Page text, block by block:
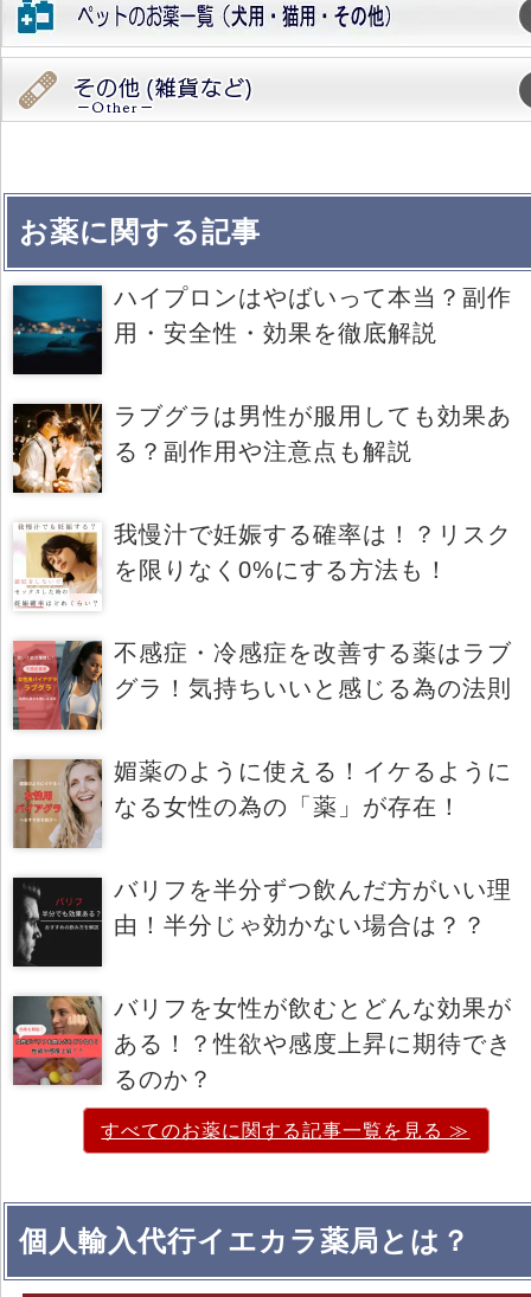
お薬に関する記事
ハイプロンはやばいって本当？副作
用・安全性・効果を徹底解説
ラブグラは男性が服用しても効果あ
る？副作用や注意点も解説
我慢汁で妊娠する確率は！？リスク
を限りなく0%にする方法も！
不感症・冷感症を改善する薬はラブ
グラ！気持ちいいと感じる為の法則
媚薬のように使える！イケるように
なる女性の為の「薬」が存在！
バリフを半分ずつ飲んだ方がいい理
由！半分じゃ効かない場合は？？
バリフを女性が飲むとどんな効果が
ある！？性欲や感度上昇に期待でき
るのか？
すべてのお薬に関する記事一覧を見る ≫
個人輸入代行イエカラ薬局とは？